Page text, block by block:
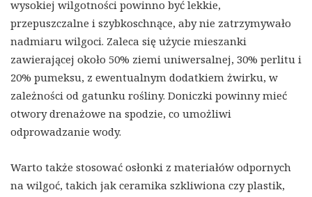
wysokiej wilgotności powinno być lekkie,
przepuszczalne i szybkoschnące, aby nie zatrzymywało
nadmiaru wilgoci. Zaleca się użycie mieszanki
zawierającej około 50% ziemi uniwersalnej, 30% perlitu i
20% pumeksu, z ewentualnym dodatkiem żwirku, w
zależności od gatunku rośliny. Doniczki powinny mieć
otwory drenażowe na spodzie, co umożliwi
odprowadzanie wody.
Warto także stosować osłonki z materiałów odpornych
na wilgoć, takich jak ceramika szkliwiona czy plastik,